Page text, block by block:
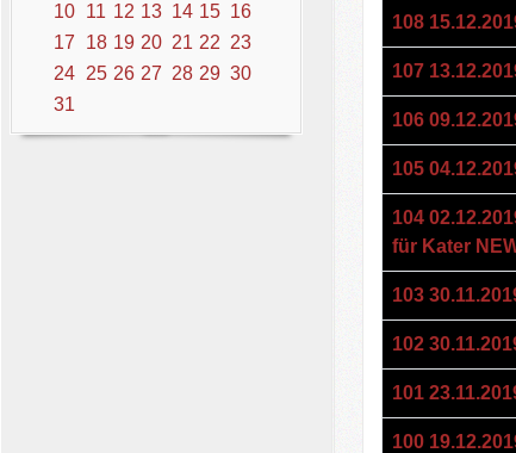
10 11 12 13 14 15 16
17
18 19 20 21 22 23
24 25 26 27 28 29 30
31
108
107
106
105
104
für Kater
103
102
101
100